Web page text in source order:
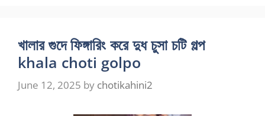
খালার গুদে ফিঙ্গারিং করে দুধ চুসা চটি গল্প
khala choti golpo
June 12, 2025 by chotikahini2